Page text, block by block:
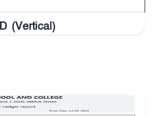
(Vertical)